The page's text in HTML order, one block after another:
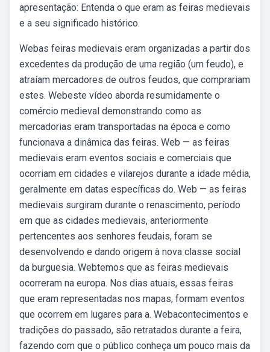
apresentação: Entenda o que eram as feiras medievais
e a seu significado histórico.
Webas feiras medievais eram organizadas a partir dos
excedentes da produção de uma região (um feudo), e
atraíam mercadores de outros feudos, que comprariam
estes. Webeste vídeo aborda resumidamente o
comércio medieval demonstrando como as
mercadorias eram transportadas na época e como
funcionava a dinâmica das feiras. Web — as feiras
medievais eram eventos sociais e comerciais que
ocorriam em cidades e vilarejos durante a idade média,
geralmente em datas específicas do. Web — as feiras
medievais surgiram durante o renascimento, período
em que as cidades medievais, anteriormente
pertencentes aos senhores feudais, foram se
desenvolvendo e dando origem à nova classe social
da burguesia. Webtemos que as feiras medievais
ocorreram na europa. Nos dias atuais, essas feiras
que eram representadas nos mapas, formam eventos
que ocorrem em lugares para a. Webacontecimentos e
tradições do passado, são retratados durante a feira,
fazendo com que o público conheça um pouco mais da